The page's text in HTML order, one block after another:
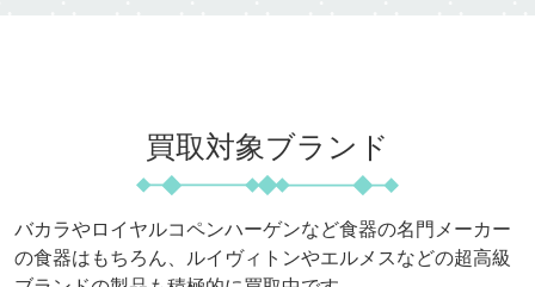
買取対象ブランド
バカラやロイヤルコペンハーゲンなど食器の名門メーカー
の食器はもちろん、 ルイヴィトンやエルメスなどの超高級